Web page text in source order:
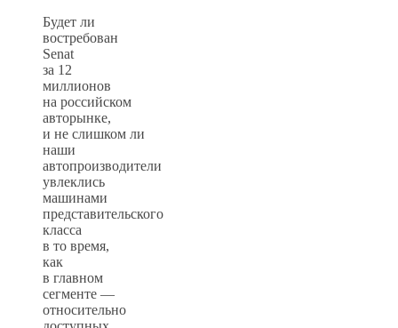
Будет ли
востребован
Senat
за 12
миллионов
на российском
авторынке,
и не слишком ли
наши
автопроизводители
увлеклись
машинами
представительского
класса
в то время,
как
в главном
сегменте —
относительно